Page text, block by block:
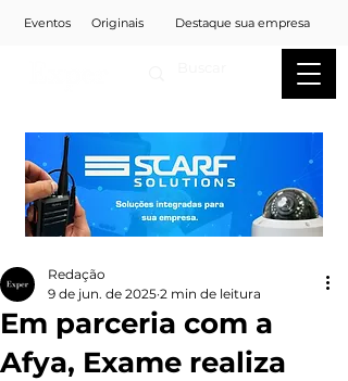
Eventos Originais Destaque sua empresa
Em parceria com a
Afya, Exame realiza
Redação
9 de jun. de 2025 2 min de leitura